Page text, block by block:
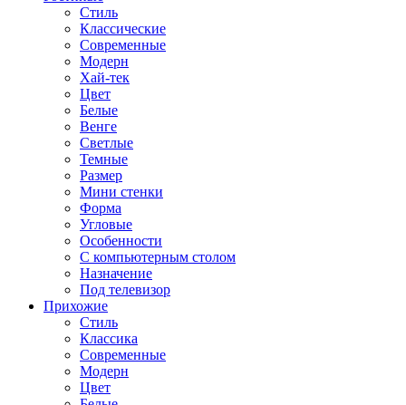
Стиль
Классические
Современные
Модерн
Хай-тек
Цвет
Белые
Венге
Светлые
Темные
Размер
Мини стенки
Форма
Угловые
Особенности
С компьютерным столом
Назначение
Под телевизор
Прихожие
Стиль
Классика
Современные
Модерн
Цвет